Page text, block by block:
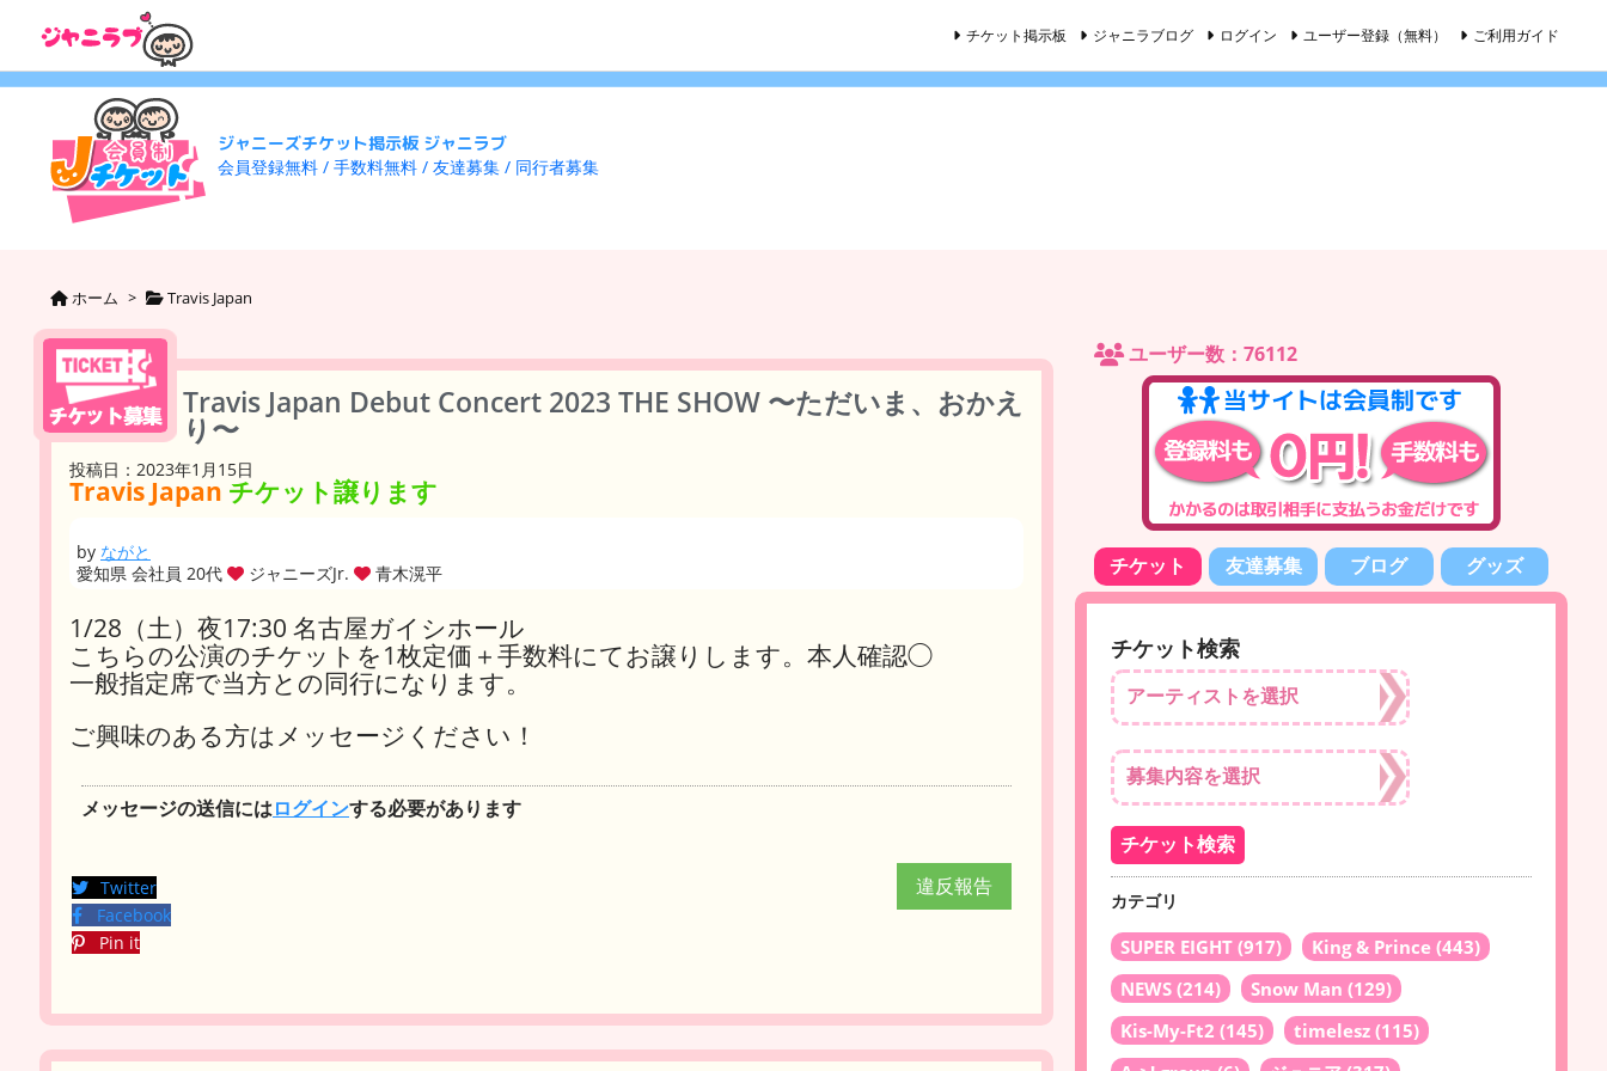
ジャニーズチケット掲示板 ジャニラブ
会員登録無料 / 手数料無料 / 友達募集 / 同行者募集
チケット掲示板 ジャニラブログ ログイン ユーザー登録（無料） ご利用ガイド
ホーム > Travis Japan
Travis Japan Debut Concert 2023 THE SHOW 〜ただいま、おかえ
り〜
投稿日：2023年1月15日
Travis Japan チケット譲ります
by ながと
愛知県 会社員 20代
ジャニーズJr. 青木滉平
1/28（土）夜17:30 名古屋ガイシホール
こちらの公演のチケットを1枚定価＋手数料にてお譲りします。本人確認◯
一般指定席で当方との同行になります。
ご興味のある方はメッセージください！
メッセージの送信にはログインする必要があります
違反報告
Twitter
Facebook
Pin it
ユーザー数：76112
チケット 友達募集 ブログ グッズ
チケット検索
カテゴリ
SUPER EIGHT (917) King & Prince (443)
NEWS (214) Snow Man (129)
Kis-My-Ft2 (145) timelesz (115)